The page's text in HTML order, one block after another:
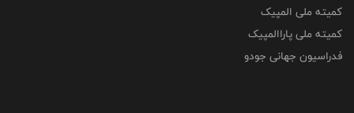
کمیته ملی المپیک
کمیته ملی پاراالمپیک
فدراسیون جهانی جودو